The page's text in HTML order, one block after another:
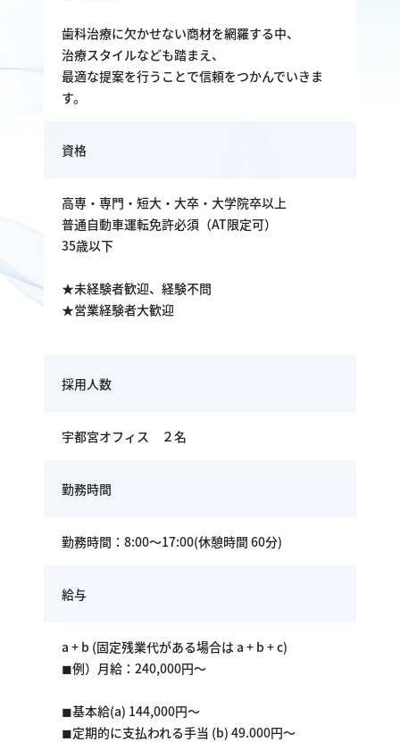
歯科治療に欠かせない商材を網羅する中、
治療スタイルなども踏まえ、
最適な提案を行うことで信頼をつかんでいきま
す。
資格
高専・専門・短大・大卒・大学院卒以上
普通自動車運転免許必須（AT限定可）
35歳以下
★未経験者歓迎、経験不問
★営業経験者大歓迎
採用人数
宇都宮オフィス ２名
勤務時間
勤務時間：8:00～17:00(休憩時間 60分)
給与
a + b (固定残業代がある場合は a + b + c)
◼︎例）月給：240,000円～
◼︎基本給(a) 144,000円〜
◼︎定期的に支払われる手当 (b) 49.000円〜